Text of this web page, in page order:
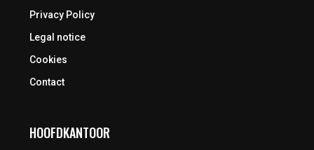
Privacy Policy
Legal notice
Cookies
Contact
HOOFDKANTOOR